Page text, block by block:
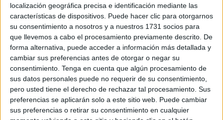
localización geográfica precisa e identificación mediante las
características de dispositivos. Puede hacer clic para otorgarnos
su consentimiento a nosotros y a nuestros 1731 socios para
que llevemos a cabo el procesamiento previamente descrito. De
forma alternativa, puede acceder a información más detallada y
cambiar sus preferencias antes de otorgar o negar su
consentimiento. Tenga en cuenta que algún procesamiento de
sus datos personales puede no requerir de su consentimiento,
pero usted tiene el derecho de rechazar tal procesamiento. Sus
preferencias se aplicarán solo a este sitio web. Puede cambiar
sus preferencias o retirar su consentimiento en cualquier
incentivar el trabajo de la mujer en la ciudad. Carracao,
desde el PSOE, calificó el plan de “excluyente”
recientemente señalando que desde su partido se
entregaron numerosas enmiendas y que menos de 24
horas después fueron convocados para decirles que no se
habían aceptado, “cuando ni siquiera han tenido tiempo
material de leerlas”.
Será el lunes cuando se debata el asunto por parte de
todos los partidos representados en la Asamblea sobre un